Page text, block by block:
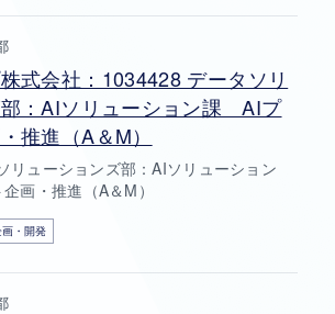
式会社：1034428 データソリ
部：AIソリューション課 AIプ
推進（A＆M）
リューションズ部：AIソリューション
画・推進（A＆M）
・開発